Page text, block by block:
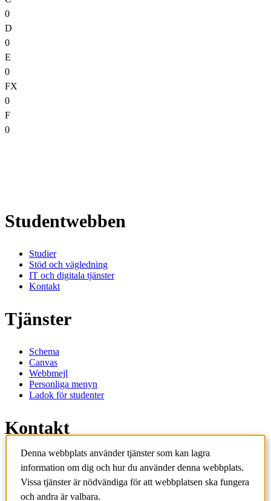
0
D
0
E
0
FX
0
F
0
Studentwebben
Studier
Stöd och vägledning
IT och digitala tjänster
Kontakt
Tjänster
Schema
Canvas
Webbmejl
Personliga menyn
Ladok för studenter
Kontakt
Kontakta utbildningsprogram
Kontakta kurs
IT-support
KTH Entré
Denna webbplats använder tjänster som kan lagra
information om dig och hur du använder denna webbplats.
Vissa tjänster är nödvändiga för att webbplatsen ska fungera
och andra är valbara.